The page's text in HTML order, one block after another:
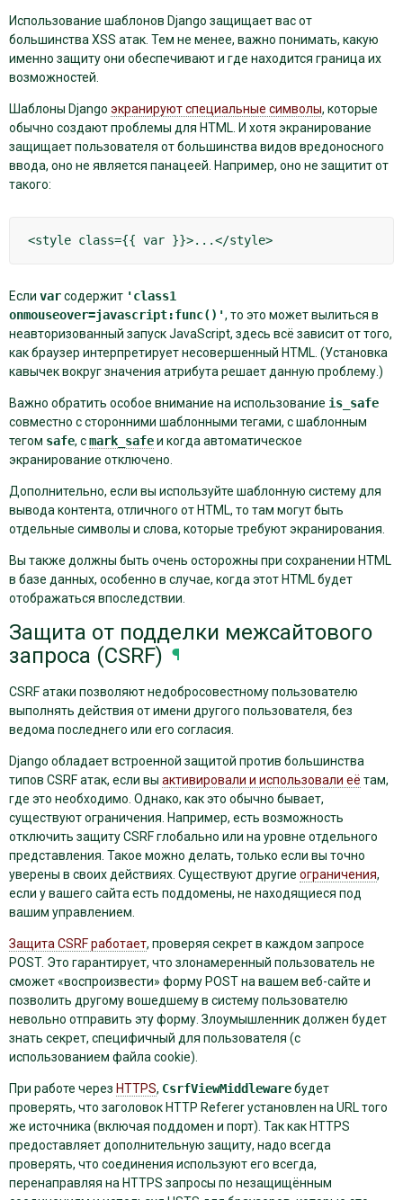
Использование шаблонов Django защищает вас от
большинства XSS атак. Тем не менее, важно понимать, какую
именно защиту они обеспечивают и где находится граница их
возможностей.
Шаблоны Django экранируют специальные символы, которые
обычно создают проблемы для HTML. И хотя экранирование
защищает пользователя от большинства видов вредоносного
ввода, оно не является панацеей. Например, оно не защитит от
такого:
Если varсодержит 'class1
onmouseover=javascript:func()', то это может вылиться в
неавторизованный запуск JavaScript, здесь всё зависит от того,
как браузер интерпретирует несовершенный HTML. (Установка
кавычек вокруг значения атрибута решает данную проблему.)
Важно обратить особое внимание на использование is_safe
совместно с сторонними шаблонными тегами, с шаблонным
тегом safe, сmark_safeи когда автоматическое
экранирование отключено.
Дополнительно, если вы используйте шаблонную систему для
вывода контента, отличного от HTML, то там могут быть
отдельные символы и слова, которые требуют экранирования.
Вы также должны быть очень осторожны при сохранении HTML
в базе данных, особенно в случае, когда этот HTML будет
отображаться впоследствии.
Защита от подделки межсайтового
запроса (CSRF) ¶
CSRF атаки позволяют недобросовестному пользователю
выполнять действия от имени другого пользователя, без
ведома последнего или его согласия.
Django обладает встроенной защитой против большинства
типов CSRF атак, если вы активировали и использовали её там,
где это необходимо. Однако, как это обычно бывает,
существуют ограничения. Например, есть возможность
отключить защиту CSRF глобально или на уровне отдельного
представления. Такое можно делать, только если вы точно
уверены в своих действиях. Существуют другие ограничения,
если у вашего сайта есть поддомены, не находящиеся под
вашим управлением.
Защита CSRF работает, проверяя секрет в каждом запросе
POST. Это гарантирует, что злонамеренный пользователь не
сможет «воспроизвести» форму POST на вашем веб-сайте и
позволить другому вошедшему в систему пользователю
невольно отправить эту форму. Злоумышленник должен будет
знать секрет, специфичный для пользователя (с
использованием файла cookie).
При работе через HTTPS, CsrfViewMiddlewareбудет
проверять, что заголовок HTTP Referer установлен на URL того
же источника (включая поддомен и порт). Так как HTTPS
предоставляет дополнительную защиту, надо всегда
проверять, что соединения используют его всегда,
перенаправляя на HTTPS запросы по незащищённым